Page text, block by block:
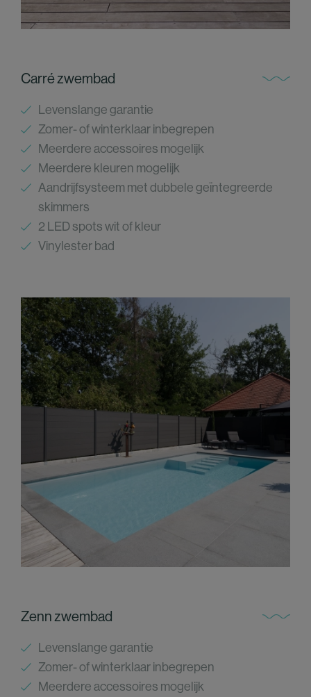
Carré zwembad
Levenslange garantie
Zomer- of winterklaar inbegrepen
Meerdere accessoires mogelijk
Meerdere kleuren mogelijk
Aandrijfsysteem met dubbele geïntegreerde
skimmers
2 LED spots wit of kleur
Vinylester bad
Zenn zwembad
Levenslange garantie
Zomer- of winterklaar inbegrepen
Meerdere accessoires mogelijk